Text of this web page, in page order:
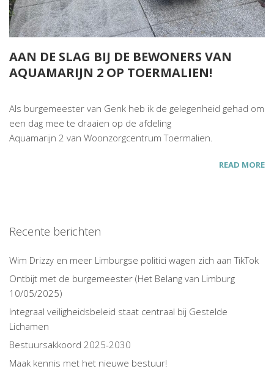
AAN DE SLAG BIJ DE BEWONERS VAN
AQUAMARIJN 2 OP TOERMALIEN!
Als burgemeester van Genk heb ik de gelegenheid gehad om
een dag mee te draaien op de afdeling
Aquamarijn 2 van Woonzorgcentrum Toermalien.
READ MORE
Recente berichten
Wim Drizzy en meer Limburgse politici wagen zich aan TikTok
Ontbijt met de burgemeester (Het Belang van Limburg
10/05/2025)
Integraal veiligheidsbeleid staat centraal bij Gestelde
Lichamen
Bestuursakkoord 2025-2030
Maak kennis met het nieuwe bestuur!